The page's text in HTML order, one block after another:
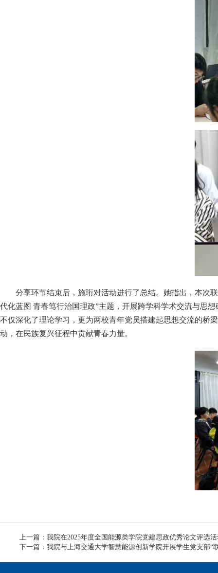
分享环节结束后，施珩对活动进行了总结。她指出，本次
代化蓝图 青春笃行治国理政”主题，开展跨学科学术交流与思
不仅深化了理论学习，更为两校青年党员搭建起思想交流的桥
动，在民族复兴征程中贡献青春力量。
上一篇：我院在2025年度全国能源类学院党建思政优秀论文评选
下一篇：我院与上海交通大学智慧能源创新学院开展学生党支部“